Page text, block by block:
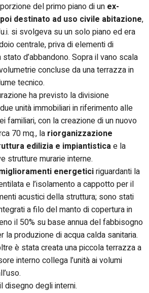
del primo piano di un ex-
destinato ad uso civile abitazione,
si svolgeva su un solo piano ed era
centrale, priva di elementi di
d’abbandono. Sopra il vano scala
concluse da una terrazza in
tecnico.
ha previsto la divisione
unità immobiliari in riferimento alle
familiari, con la creazione di un nuovo
70 mq., la riorganizzazione
edilizia e impiantisticae la
strutture murarie interne.
energeticiriguardanti la
e l’isolamento a cappotto per il
acustici della struttura; sono stati
a filo del manto di copertura in
il 50% su base annua del fabbisogno
la produzione di acqua calda sanitaria.
è stata creata una piccola terrazza a
interno collega l’unità ai volumi
disegno degli interni.